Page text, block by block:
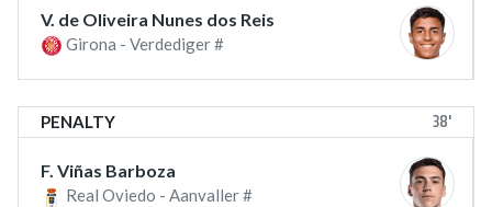
V. de Oliveira Nunes dos Reis
Girona - Verdediger #
PENALTY 38'
F. Viñas Barboza
Real Oviedo - Aanvaller #